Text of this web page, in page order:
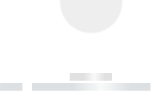
------------
----------- ----------- ----------